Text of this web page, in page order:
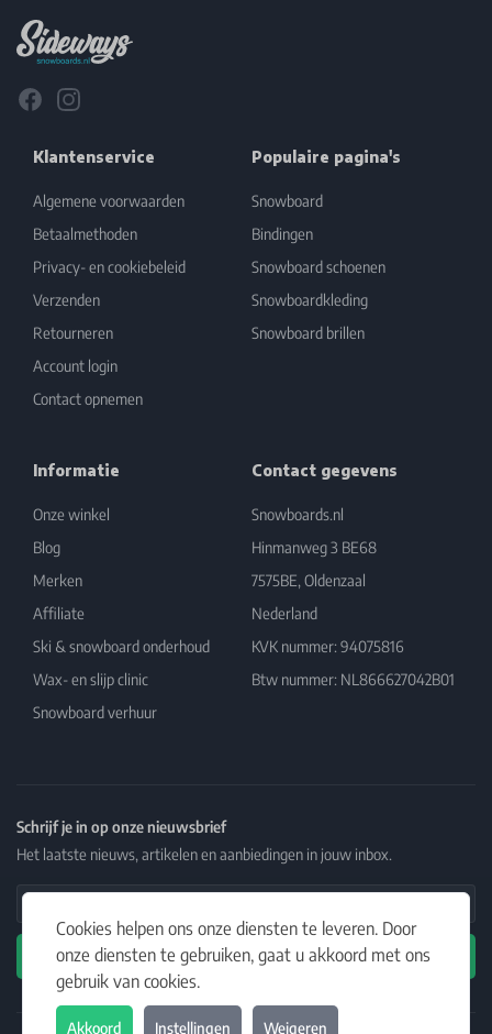
Cookies helpen ons onze diensten te leveren. Door
onze diensten te gebruiken, gaat u akkoord met ons
gebruik van cookies.
Akkoord Instellingen Weigeren
FacebookInstagram
Klantenservice
Algemene voorwaarden
Betaalmethoden
Privacy- en cookiebeleid
Verzenden
Retourneren
Account login
Contact opnemen
Populaire pagina's
Snowboard
Bindingen
Snowboard schoenen
Snowboardkleding
Snowboard brillen
Informatie
Onze winkel
Blog
Merken
Affiliate
Ski & snowboard onderhoud
Wax- en slijp clinic
Snowboard verhuur
Contact gegevens
Snowboards.nl
Hinmanweg 3 BE68
7575BE, Oldenzaal
Nederland
KVK nummer: 94075816
Btw nummer: NL866627042B01
Schrijf je in op onze nieuwsbrief
Het laatste nieuws, artikelen en aanbiedingen in jouw inbox.
Email Address
Abonneren